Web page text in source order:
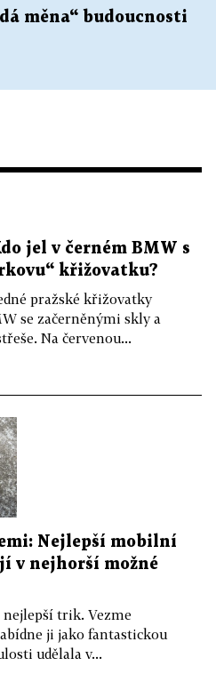
měna“ budoucnosti
jel v černém BMW s
křižovatku?
pražské křižovatky
se začerněnými skly a
Na červenou...
Nejlepší mobilní
v nejhorší možné
nejlepší trik. Vezme
ji jako fantastickou
udělala v...